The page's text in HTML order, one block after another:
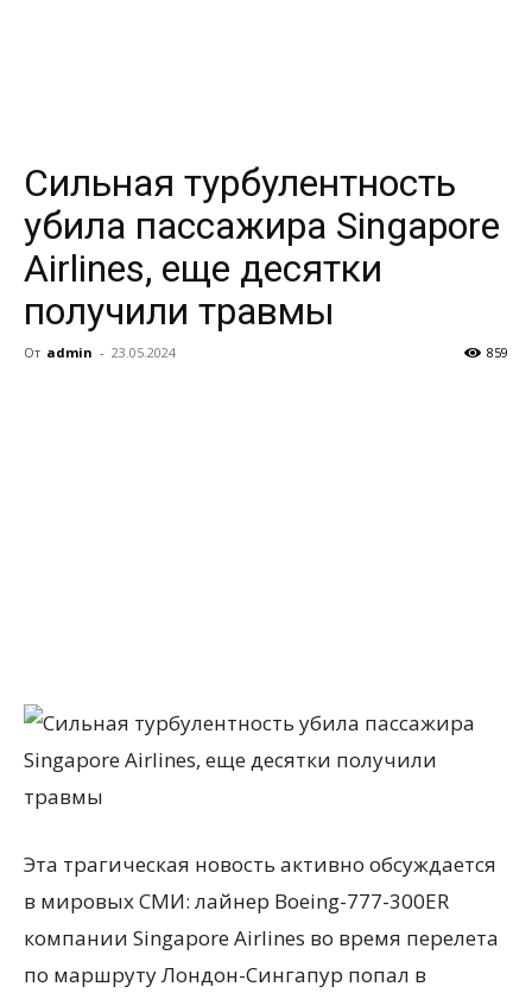
Сильная турбулентность
убила пассажира Singapore
Airlines, еще десятки
получили травмы
От admin - 23.05.2024 859
Эта трагическая новость активно обсуждается
в мировых СМИ: лайнер Boeing-777-300ER
компании Singapore Airlines во время перелета
по маршруту Лондон-Сингапур попал в